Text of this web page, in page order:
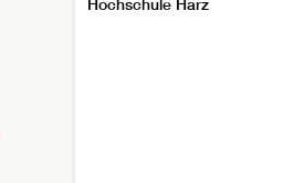
Hochschule Harz